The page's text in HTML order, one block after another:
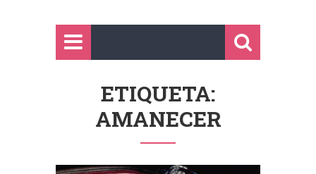
ETIQUETA:
AMANECER